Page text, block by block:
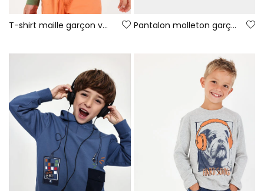
T-shirt maille garçon vert imprimé lettres Pantalon molleton garçon bleu marine cargo